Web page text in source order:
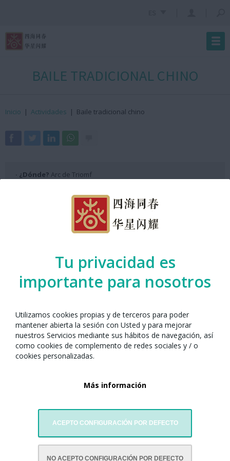
Tu privacidad es
importante para nosotros
Utilizamos cookies propias y de terceros para poder
mantener abierta la sesión con Usted y para mejorar
nuestros Servicios mediante sus hábitos de navegación, así
como cookies de complemento de redes sociales y / o
cookies personalizadas.
Más información
ACEPTO CONFIGURACIÓN POR DEFECTO
NO ACEPTO CONFIGURACIÓN POR DEFECTO
BAILE TRADICIONAL CHINO
Inicio | Actividades | Baile tradicional chino
· ¿Dónde? Arc de Triomf
15:00h GMT +2
Grupo de danzas Qimei